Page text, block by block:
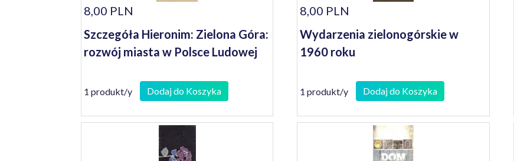
8,00 PLN
Szczegóła Hieronim: Zielona Góra:
rozwój miasta w Polsce Ludowej
1 produkt/y Dodaj do Koszyka
8,00 PLN
Wydarzenia zielonogórskie w
1960 roku
1 produkt/y Dodaj do Koszyka